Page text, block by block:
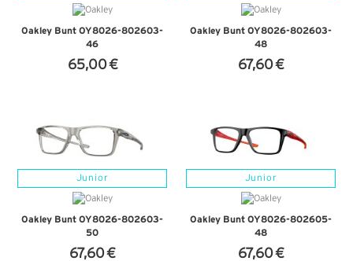
Oakley Bunt OY8026-802603-
46
65,00 €
Oakley Bunt OY8026-802603-
48
67,60 €
Junior
Oakley Bunt OY8026-802603-
50
67,60 €
Junior
Oakley Bunt OY8026-802605-
48
67,60 €